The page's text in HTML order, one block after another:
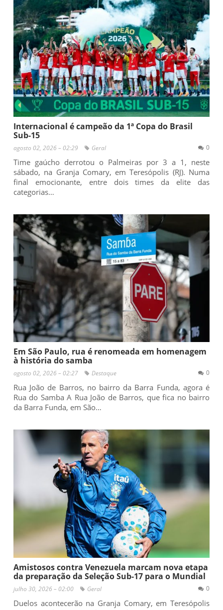
Internacional é campeão da 1ª Copa do Brasil
Sub-15
agosto 02, 2026 – 02:29 Geral 0
Time gaúcho derrotou o Palmeiras por 3 a 1, neste
sábado, na Granja Comary, em Teresópolis (RJ). Numa
final emocionante, entre dois times da elite das
categorias…
Em São Paulo, rua é renomeada em homenagem
à história do samba
agosto 02, 2026 – 02:27 Destaque 0
Rua João de Barros, no bairro da Barra Funda, agora é
Rua do Samba A Rua João de Barros, que fica no bairro
da Barra Funda, em São…
Amistosos contra Venezuela marcam nova etapa
da preparação da Seleção Sub-17 para o Mundial
julho 30, 2026 – 02:00 Geral 0
Duelos acontecerão na Granja Comary, em Teresópolis